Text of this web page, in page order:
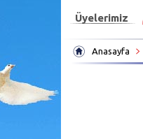
Üyelerimiz
Anasayfa